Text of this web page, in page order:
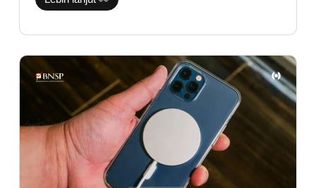
Tidak
Bisa
Charging,
Apakah
Charging
Rusak?